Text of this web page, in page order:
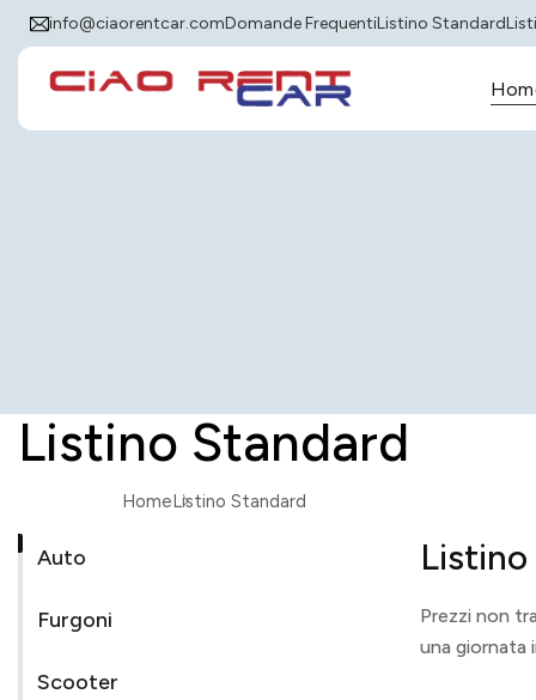
info@ciaorentcar.comDomande FrequentiListino Standard
Listino Standard
HomeListino Standard
Auto
Furgoni
Scooter
Prezzi non
una giornata